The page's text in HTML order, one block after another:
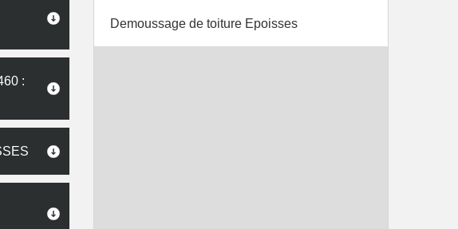
:
Demoussage de toiture Epoisses